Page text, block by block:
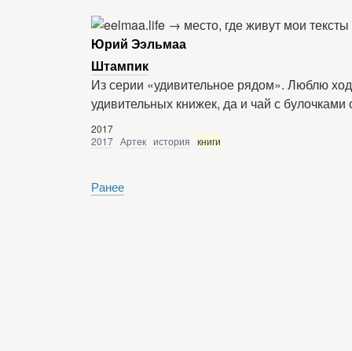
Юрий Ээльмаа
Штампик
Из серии «удивительное рядом». Люблю
удивительных книжек, да и чай с
2017
2017 Артек история книги
Ранее